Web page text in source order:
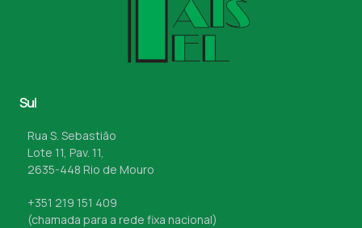
Sul
Rua S. Sebastião
Lote 11, Pav. 11,
2635-448 Rio de Mouro
+351 219 151 409
(chamada para a rede fixa nacional)